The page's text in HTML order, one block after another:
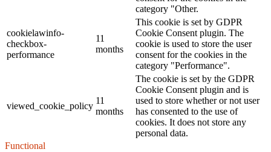
category "Other.
cookielawinfo-
checkbox-
performance
11
months
This cookie is set by GDPR
Cookie Consent plugin. The
cookie is used to store the user
consent for the cookies in the
category "Performance".
viewed_cookie_policy
11
months
The cookie is set by the GDPR
Cookie Consent plugin and is
used to store whether or not user
has consented to the use of
cookies. It does not store any
personal data.
Functional